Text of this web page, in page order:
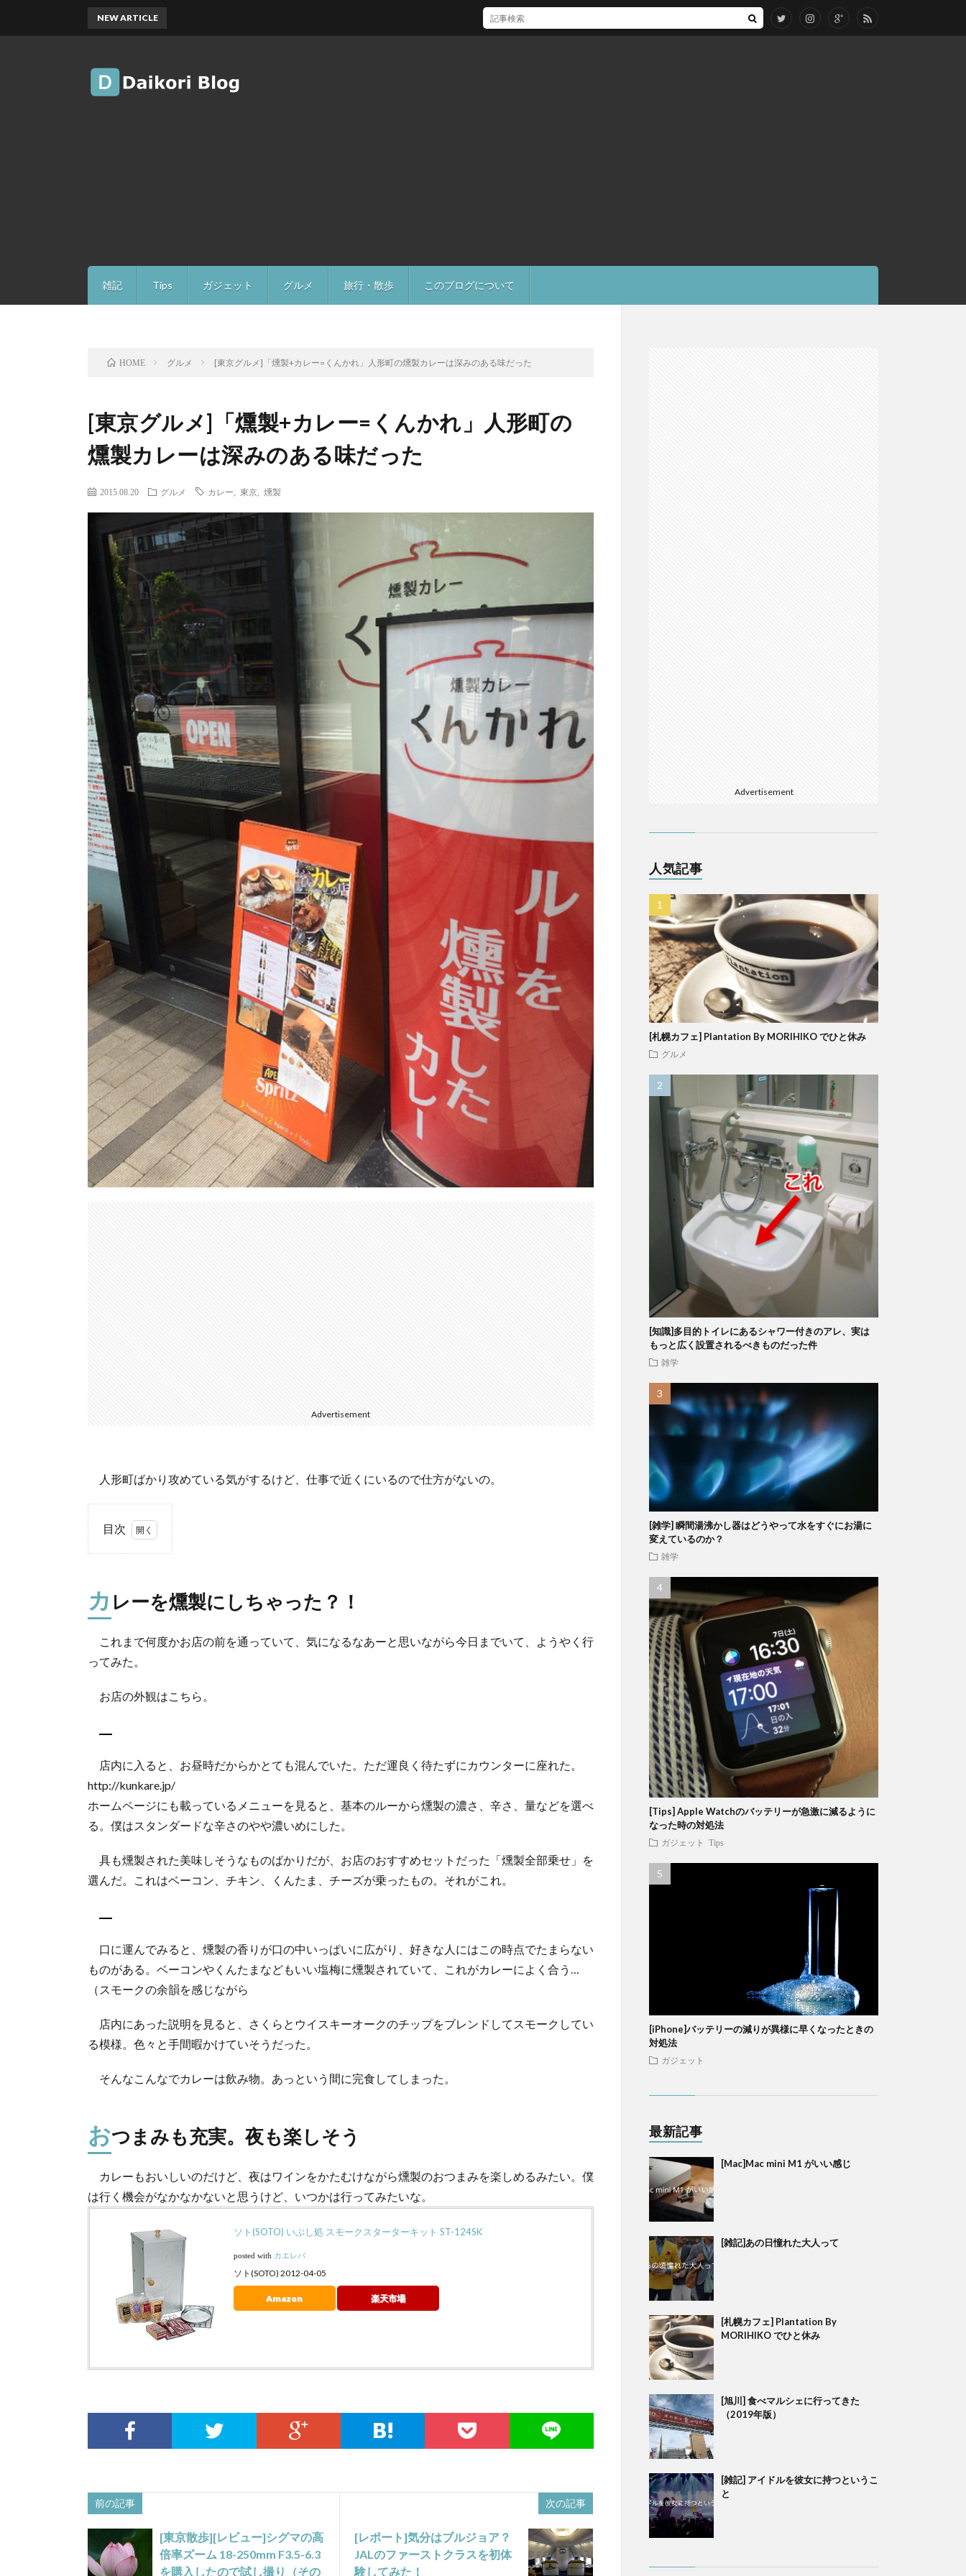
雑記 Tips ガジェット グルメ 旅行・散歩 このブログについて
NEW ARTICLE [Mac]Mac mini M1 がいい感じ
HOME グルメ [東京グルメ]「燻製+カレー=くんかれ」人形町の燻製カレーは深みのある味だった
[東京グルメ]「燻製+カレー=くんかれ」人形町の
燻製カレーは深みのある味だった
2015.08.20 グルメ カレー 東京 燻製
Advertisement
人形町ばかり攻めている気がするけど、仕事で近くにいるので仕方がないの。
目次
1.
にしち
ゃっ
おつ
も充
夜も
そう
カ レーを燻製にしちゃった？！
これまで何度かお店の前を通っていて、気になるなあーと思いながら今日までいて、ようやく行
ってみた。
お店の外観はこちら。
店内に入ると、お昼時だからかとても混んでいた。ただ運良く待たずにカウンターに座れた。
http://kunkare.jp/
ホームページにも載っているメニューを見ると、基本のルーから燻製の濃さ、辛さ、量などを選べ
る。僕はスタンダードな辛さのやや濃いめにした。
具も燻製された美味しそうなものばかりだが、お店のおすすめセットだった「燻製全部乗せ」を
選んだ。これはベーコン、チキン、くんたま、チーズが乗ったもの。それがこれ。
口に運んでみると、燻製の香りが口の中いっぱいに広がり、好きな人にはこの時点でたまらない
ものがある。ベーコンやくんたまなどもいい塩梅に燻製されていて、これがカレーによく合う…
（スモークの余韻を感じながら
店内にあった説明を見ると、さくらとウイスキーオークのチップをブレンドしてスモークしてい
る模様。色々と手間暇かけていそうだった。
そんなこんなでカレーは飲み物。あっという間に完食してしまった。
おつまみも充実。夜も楽しそう
カレーもおいしいのだけど、夜はワインをかたむけながら燻製のおつまみを楽しめるみたい。僕
は行く機会がなかなかないと思うけど、いつかは行ってみたいな。
ソト(SOTO) いぶし処 スモークスターターキット ST-124SK
posted with カエレバ
ソト(SOTO) 2012-04-05
Amazon 楽天市場
前の記事
[東京散歩][レビュー]シグマの高
倍率ズーム 18-250mm F3.5-6.3
を購入したので試し撮り（その
次の記事
[レポート]気分はブルジョア？
JALのファーストクラスを初体
験してみた！
Advertisement
人気記事
[札幌カフェ] Plantation By MORIHIKO でひと休み
グルメ
[知識]多目的トイレにあるシャワー付きのアレ、実は
もっと広く設置されるべきものだった件
雑学
[雑学] 瞬間湯沸かし器はどうやって水をすぐにお湯に
変えているのか？
雑学
[Tips] Apple Watchのバッテリーが急激に減るように
なった時の対処法
ガジェット Tips
[iPhone]バッテリーの減りが異様に早くなったときの
対処法
ガジェット
最新記事
[Mac]Mac mini M1 がいい感じ
[雑記]あの日憧れた大人って
[札幌カフェ] Plantation By
MORIHIKO でひと休み
[旭川] 食べマルシェに行ってきた
（2019年版）
[雑記] アイドルを彼女に持つというこ
と